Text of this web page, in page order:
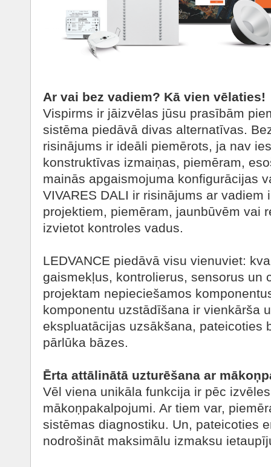
Ar vai bez vadiem? Kā vien vēlaties!
Vispirms ir jāizvēlas jūsu prasībām
sistēma piedāvā divas alternatīvas.
risinājums ir ideāli piemērots, ja nav
konstruktīvas izmaiņas, piemēram,
mainās apgaismojuma konfigurācijas
VIVARES DALI ir risinājums ar
projektiem, piemēram, jaunbūvēm vai
izvietot kontroles vadus.
LEDVANCE piedāvā visu vienuviet:
gaismekļus, kontrolierus, sensorus un
projektam nepieciešamos
komponentu uzstādīšana ir vienkārša
ekspluatācijas uzsākšana, pateicoties
pārlūka bāzes.
Ērta attālinātā uzturēšana ar
Vēl viena unikāla funkcija ir pēc
mākoņpakalpojumi. Ar tiem var,
sistēmas diagnostiku. Un, pateicoties
nodrošināt maksimālu izmaksu